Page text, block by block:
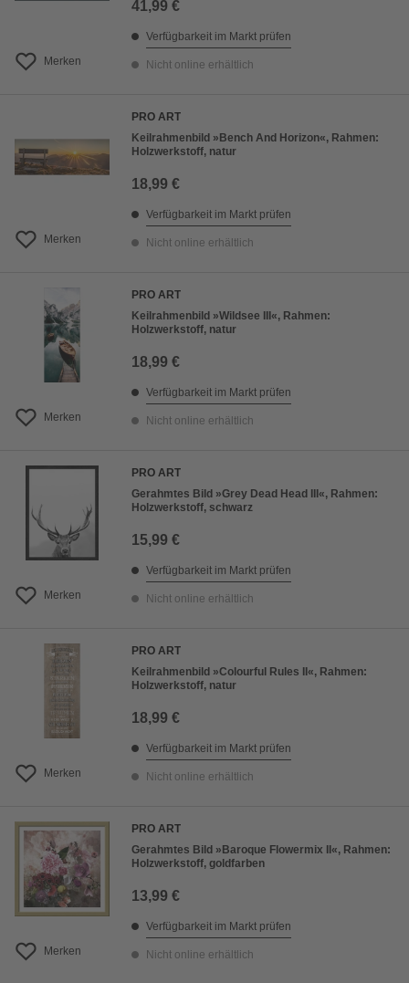
Merken
41,99 €
Verfügbarkeit im Markt prüfen
Nicht online erhältlich
Merken
PRO ART
Keilrahmenbild »Bench And Horizon«, Rahmen:
Holzwerkstoff, natur
18,99 €
Verfügbarkeit im Markt prüfen
Nicht online erhältlich
Merken
PRO ART
Keilrahmenbild »Wildsee III«, Rahmen:
Holzwerkstoff, natur
18,99 €
Verfügbarkeit im Markt prüfen
Nicht online erhältlich
Merken
PRO ART
Gerahmtes Bild »Grey Dead Head III«, Rahmen:
Holzwerkstoff, schwarz
15,99 €
Verfügbarkeit im Markt prüfen
Nicht online erhältlich
Merken
PRO ART
Keilrahmenbild »Colourful Rules II«, Rahmen:
Holzwerkstoff, natur
18,99 €
Verfügbarkeit im Markt prüfen
Nicht online erhältlich
Merken
PRO ART
Gerahmtes Bild »Baroque Flowermix II«, Rahmen:
Holzwerkstoff, goldfarben
13,99 €
Verfügbarkeit im Markt prüfen
Nicht online erhältlich